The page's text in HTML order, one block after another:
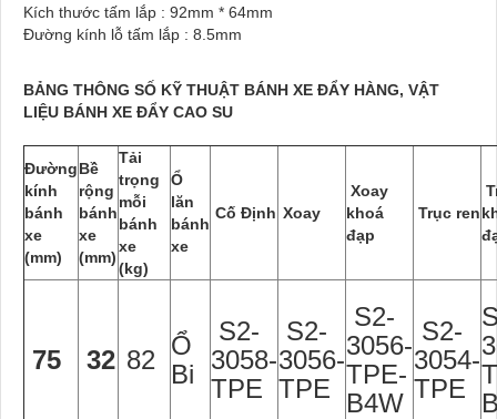
Kích thước tấm lắp : 92mm * 64mm
Đường kính lỗ tấm lắp : 8.5mm
BẢNG THÔNG SỐ KỸ THUẬT BÁNH XE ĐẨY HÀNG, VẬT
LIỆU BÁNH XE ĐẨY CAO SU
Đường
kính
bánh
xe
(mm)
Bề
rộng
bánh
xe
(mm)
Tải
trọng
mỗi
bánh
xe
(kg)
Ổ
lăn
bánh
xe
Cố Định Xoay
Xoay
khoá
đạp
Trục ren
75 32 82 Ổ
Bi
S2-
3058-
TPE
S2-
3056-
TPE
S2-
3056-
TPE-
B4W
S2-
3054-
TPE